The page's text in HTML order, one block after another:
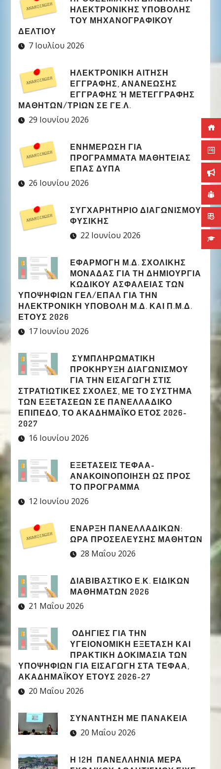
ΗΛΕΚΤΡΟΝΙΚΉΣ ΥΠΟΒΟΛΉΣ
ΤΟΥ ΜΗΧΑΝΟΓΡΑΦΙΚΟΎ
ΔΕΛΤΊΟΥ
7 Ιουλίου 2026
ΗΛΕΚΤΡΟΝΙΚΉ ΑΊΤΗΣΗ
ΕΓΓΡΑΦΉΣ, ΑΝΑΝΈΩΣΗΣ
ΕΓΓΡΑΦΉΣ Ή ΜΕΤΕΓΓΡΑΦΉΣ Μ
ΑΘΗΤΏΝ/ΤΡΙΏΝ ΣΕ ΓΕ.Λ.
29 Ιουνίου 2026
ΕΝΗΜΕΡΩΣΗ ΓΙΑ
ΠΡΟΓΡΑΜΜΑΤΑ ΜΑΘΗΤΕΙΑΣ
ΕΠΑΣ ΔΥΠΑ
26 Ιουνίου 2026
ΣΥΓΧΑΡΗΤΉΡΙΟ ΔΙΑΓΩΝΙΣΜΟΎ
ΦΥΣΙΚΉΣ
22 Ιουνίου 2026
ΕΦΑΡΜΟΓΉ Μ.Δ. ΣΧΟΛΙΚΉΣ
ΜΟΝΆΔΑΣ ΓΙΑ ΤΗ ΔΗΜΙΟΥΡΓΊΑ
ΚΩΔΙΚΟΎ ΑΣΦΑΛΕΊΑΣ ΤΩΝ
ΥΠΟΨΗΦΊΩΝ ΓΕΛ/ΕΠΑΛ ΓΙΑ ΤΗΝ
ΗΛΕΚΤΡΟΝΙΚΉ ΥΠΟΒΟΛΉ Μ.Δ. ΚΑΙ Π.Μ.Δ.
ΈΤΟΥΣ 2026
17 Ιουνίου 2026
ΣΥΜΠΛΗΡΩΜΑΤΙΚΉ
ΠΡΟΚΉΡΥΞΗ ΔΙΑΓΩΝΙΣΜΟΎ
ΓΙΑ ΤΗΝ ΕΙΣΑΓΩΓΉ ΣΤΙΣ
ΣΤΡΑΤΙΩΤΙΚΈΣ ΣΧΟΛΈΣ, ΜΕ ΤΟ ΣΎΣΤΗΜΑ
ΤΩΝ ΕΞΕΤΆΣΕΩΝ ΣΕ ΠΑΝΕΛΛΑΔΙΚΌ
ΕΠΊΠΕΔΟ, ΤΟ ΑΚΑΔΗΜΑΪΚΌ ΈΤΟΣ 2026-
2027
16 Ιουνίου 2026
ΕΞΕΤΑΣΕΙΣ ΤΕΦΑΑ-
ΑΝΑΚΟΙΝΟΠΟΙΗΣΗ ΩΣ ΠΡΟΣ
ΤΟ ΠΡΟΓΡΑΜΜΑ
12 Ιουνίου 2026
ΈΝΑΡΞΗ ΠΑΝΕΛΛΑΔΙΚΏΝ:
ΏΡΑ ΠΡΟΣΈΛΕΥΣΗΣ ΜΑΘΗΤΏΝ
28 Μαΐου 2026
ΔΙΑΒΙΒΑΣΤΙΚΟ Ε.Κ. ΕΙΔΙΚΩΝ
ΜΑΘΗΜΑΤΩΝ 2026
21 Μαΐου 2026
ΟΔΗΓΙΕΣ ΓΙΑ ΤΗΝ
ΥΓΕΙΟΝΟΜΙΚΗ ΕΞΕΤΑΣΗ ΚΑΙ
ΠΡΑΚΤΙΚΗ ΔΟΚΙΜΑΣΙΑ ΤΩΝ
ΥΠΟΨΗΦΙΩΝ ΓΙΑ ΕΙΣΑΓΩΓΗ ΣΤΑ ΤΕΦΑΑ,
ΑΚΑΔΗΜΑΪΚΟΥ ΕΤΟΥΣ 2026-27
20 Μαΐου 2026
ΣΥΝΑΝΤΗΣΗ ΜΕ ΠΑΝΑΚΕΙΑ
20 Μαΐου 2026
Η 12Η ΠΑΝΕΛΛΉΝΙΑ ΜΈΡΑ